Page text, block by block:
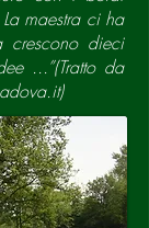
maestra ci ha
crescono dieci
...”(Tratto da